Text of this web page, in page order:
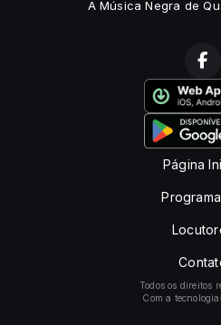
A Música Negra de
Página
Todos os direitos
Com a tecnologia